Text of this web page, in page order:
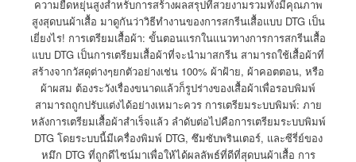
ความยืดหยุ่นสูงสำหรับการสร้างผลสรุปที่สวยงามรวมทั้งมีคุณภาพ
สูงสุดบนผ้าเสื้อ มาดูกันว่าวิธีทำงานของการสกรีนเสื้อแบบ DTG เป็น
เยี่ยงไร! การเตรียมเสื้อผ้า: ขั้นตอนแรกในแนวทางการการสกรีนเสื้อ
แบบ DTG เป็นการเตรียมเสื้อผ้าที่จะนำมาสกรีน สามารถใช้เสื้อผ้าที่
สร้างจากวัสดุต่างๆยกตัวอย่างเช่น 100% ผ้าฝ้าย, ผ้าคอตตอน, หรือ
ผ้าผสม ต้องระวังเรื่องขนาดแล้วก็รูปร่างของเสื้อผ้าเพื่อรอบพิมพ์
สามารถถูกปรับแต่งได้อย่างเหมาะควร การเตรียมระบบพิมพ์: ภาย
หลังการเตรียมเสื้อผ้าสำเร็จแล้ว ลำดับต่อไปคือการเตรียมระบบพิมพ์
DTG โดยระบบนี้มีเครื่องพิมพ์ DTG, ซึมซับพรินเตอร์, และซีรี่ย์ของ
หมึก DTG ที่ถูกดีไซน์มาเพื่อให้ได้ผลลัพธ์ที่ดีที่สุดบนผ้าเสื้อ การ